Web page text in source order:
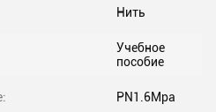
Нить
Учебное
пособие
PN1.6Mpa